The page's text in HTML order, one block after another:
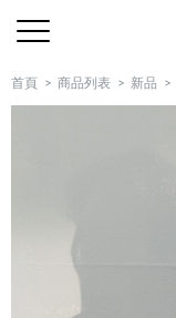
首頁 商品列表 新品